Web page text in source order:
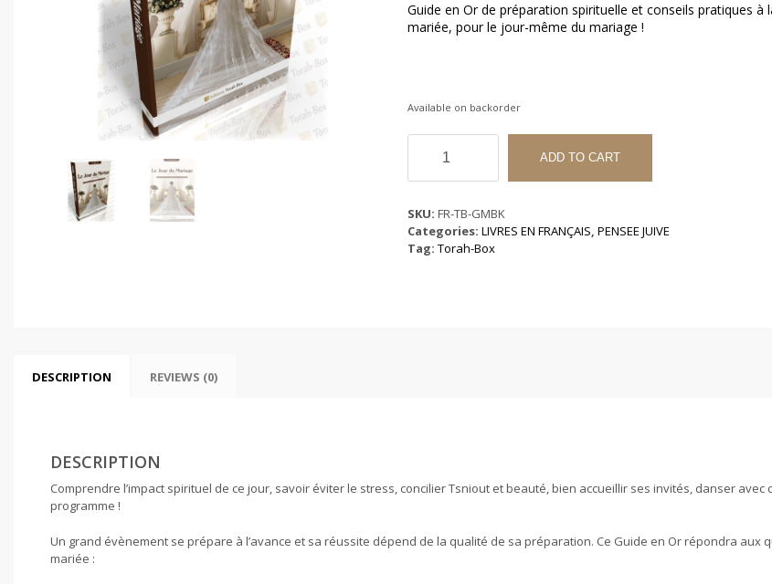
Guide en Or de préparation spirituelle et conseils pratiques à
mariée, pour le jour-même du mariage !
Available on backorder
Le
Du
:
Boy
Kalla
ADD TO CART
SKU: FR-TB-GMBK
Categories: LIVRES EN FRANÇAIS, PENSEE JUIVE
Tag: Torah-Box
DESCRIPTION REVIEWS (0)
DESCRIPTION
Comprendre l’impact spirituel de ce jour, savoir éviter le stress, concilier Tsniout et beauté, bien accueillir ses invités, danser avec
programme !
Un grand évènement se prépare à l’avance et sa réussite dépend de la qualité de sa préparation. Ce Guide en Or répondra aux
mariée :